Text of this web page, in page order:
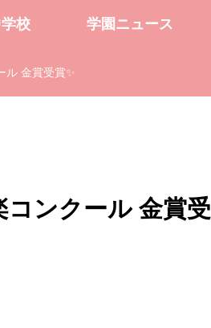
校 学園ニュース
ル 金賞受賞✨
コンクール 金賞受